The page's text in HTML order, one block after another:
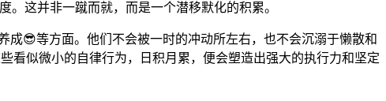
这并非一蹴而就，而是一个潜移默化的积累。
成😎等方面。他们不会被一时的冲动所左右，也不会沉溺于懒散和
看似微小的自律行为，日积月累，便会塑造出强大的执行力和坚定